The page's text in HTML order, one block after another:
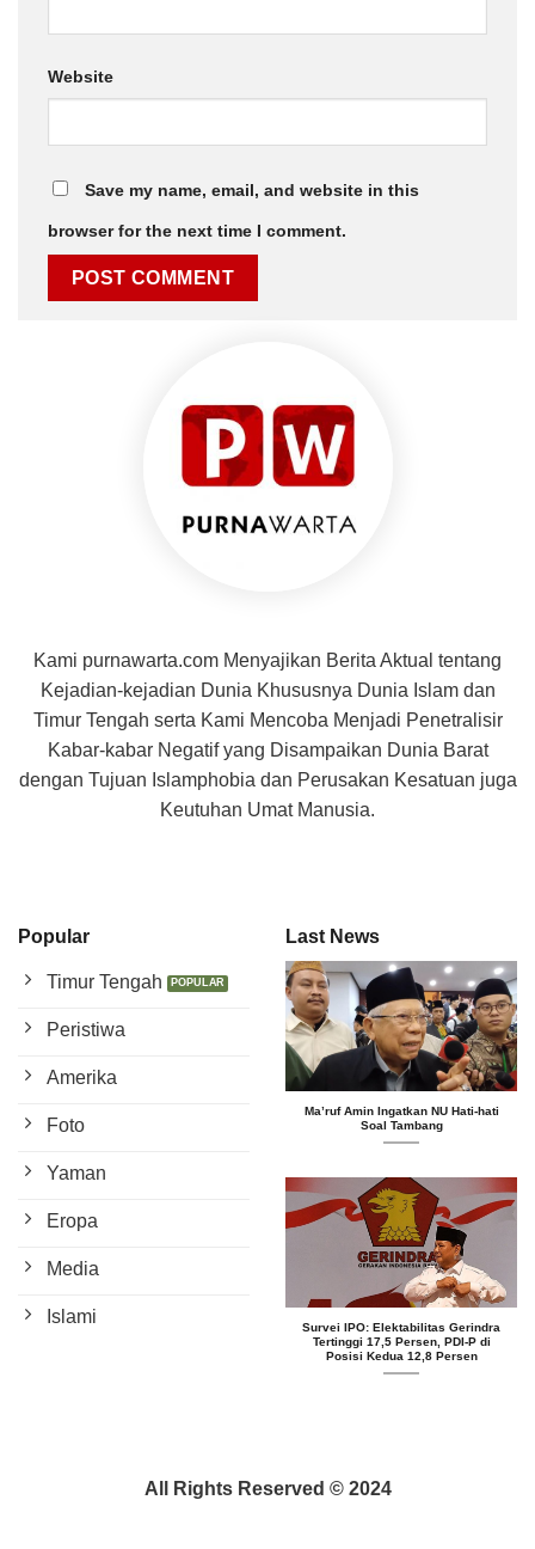
Website
Save my name, email, and website in this
browser for the next time I comment.
Kami purnawarta.com Menyajikan Berita Aktual tentang
Kejadian-kejadian Dunia Khususnya Dunia Islam dan
Timur Tengah serta Kami Mencoba Menjadi Penetralisir
Kabar-kabar Negatif yang Disampaikan Dunia Barat
dengan Tujuan Islamphobia dan Perusakan Kesatuan juga
Keutuhan Umat Manusia.
Popular
Timur Tengah
Peristiwa
Amerika
Foto
Yaman
Eropa
Media
Islami
Last News
Ma’ruf Amin Ingatkan NU Hati-hati
Soal Tambang
Survei IPO: Elektabilitas Gerindra
Tertinggi 17,5 Persen, PDI-P di
Posisi Kedua 12,8 Persen
All Rights Reserved © 2024